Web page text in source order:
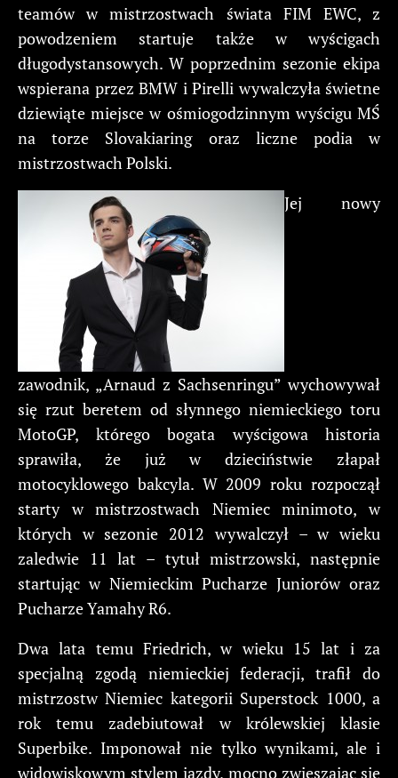
teamów w mistrzostwach świata FIM EWC, z
powodzeniem startuje także w wyścigach
długodystansowych. W poprzednim sezonie ekipa
wspierana przez BMW i Pirelli wywalczyła świetne
dziewiąte miejsce w ośmiogodzinnym wyścigu MŚ
na torze Slovakiaring oraz liczne podia w
mistrzostwach Polski.
Jej nowy
zawodnik, „Arnaud z Sachsenringu” wychowywał
się rzut beretem od słynnego niemieckiego toru
MotoGP, którego bogata wyścigowa historia
sprawiła, że już w dzieciństwie złapał
motocyklowego bakcyla. W 2009 roku rozpoczął
starty w mistrzostwach Niemiec minimoto, w
których w sezonie 2012 wywalczył – w wieku
zaledwie 11 lat – tytuł mistrzowski, następnie
startując w Niemieckim Pucharze Juniorów oraz
Pucharze Yamahy R6.
Dwa lata temu Friedrich, w wieku 15 lat i za
specjalną zgodą niemieckiej federacji, trafił do
mistrzostw Niemiec kategorii Superstock 1000, a
rok temu zadebiutował w królewskiej klasie
Superbike. Imponował nie tylko wynikami, ale i
widowiskowym stylem jazdy, mocno zwieszając się